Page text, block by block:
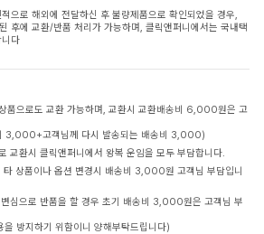
으로 해외에 전달하신 후 불량제품으로 확인되었을 경우,
후에 교환/반품 처리가 가능하며, 클릭앤퍼니에서는 국내택
다
품으로도 교환 가능하며, 교환시 교환배송비 6,000원은 고
3,000+고객님께 다시 발송되는 배송비 3,000)
교환시 클릭앤퍼니에서 왕복 운임을 모두 부담합니다.
타 상품이나 옵션 변경시 배송비 3,000원 고객님 부담입니
심으로 반품을 할 경우 초기 배송비 3,000원은 고객님 부
방지하기 위함이니 양해부탁드립니다)